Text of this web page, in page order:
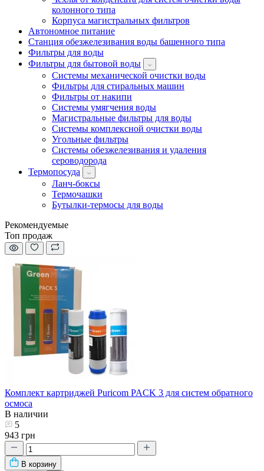
колонного типа
Корпуса магистральных фильтров
Автономное питание
Станция обезжелезивания воды башенного типа
Фильтры для воды
Фильтры для бытовой воды
Системы механической очистки воды
Фильтры для стиральных машин
Фильтры от накипи
Системы умягчения воды
Магистральные фильтры для воды
Системы комплексной очистки воды
Угольные фильтры
Системы обезжелезивания и удаления
сероводорода
Термопосуда
Ланч-боксы
Термочашки
Бутылки-термосы для воды
Рекомендуемые
Топ продаж
Комплект картриджей Puricom PACK 3 для систем обратного
осмоса
В наличии
5
943 грн
В корзину